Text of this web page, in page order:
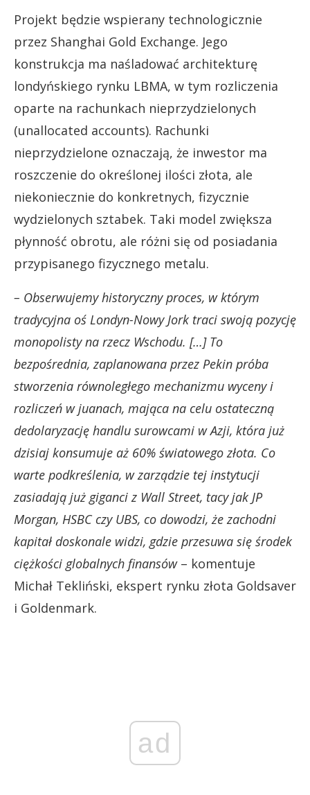
Projekt będzie wspierany technologicznie
przez Shanghai Gold Exchange. Jego
konstrukcja ma naśladować architekturę
londyńskiego rynku LBMA, w tym rozliczenia
oparte na rachunkach nieprzydzielonych
(unallocated accounts). Rachunki
nieprzydzielone oznaczają, że inwestor ma
roszczenie do określonej ilości złota, ale
niekoniecznie do konkretnych, fizycznie
wydzielonych sztabek. Taki model zwiększa
płynność obrotu, ale różni się od posiadania
przypisanego fizycznego metalu.
– Obserwujemy historyczny proces, w którym
tradycyjna oś Londyn-Nowy Jork traci swoją pozycję
monopolisty na rzecz Wschodu. […] To
bezpośrednia, zaplanowana przez Pekin próba
stworzenia równoległego mechanizmu wyceny i
rozliczeń w juanach, mająca na celu ostateczną
dedolaryzację handlu surowcami w Azji, która już
dzisiaj konsumuje aż 60% światowego złota. Co
warte podkreślenia, w zarządzie tej instytucji
zasiadają już giganci z Wall Street, tacy jak JP
Morgan, HSBC czy UBS, co dowodzi, że zachodni
kapitał doskonale widzi, gdzie przesuwa się środek
ciężkości globalnych finansów– komentuje
Michał Tekliński, ekspert rynku złota Goldsaver
i Goldenmark.
ad